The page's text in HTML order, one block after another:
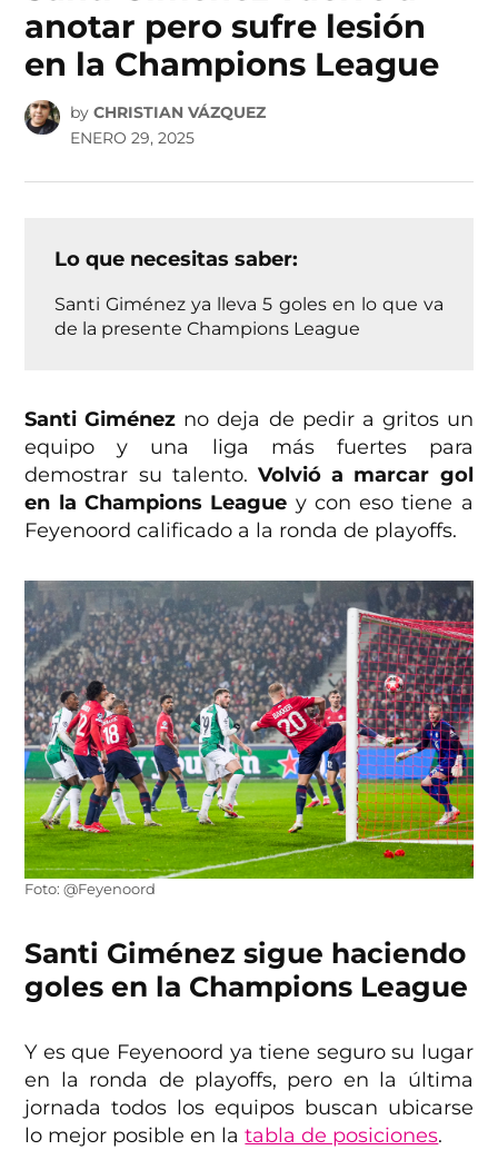
anotar pero sufre lesión
en la Champions League
by CHRISTIAN VÁZQUEZ
ENERO 29, 2025
Lo que necesitas saber:
Santi Giménez ya lleva 5 goles en lo que va
de la presente Champions League
Santi Giménez no deja de pedir a gritos un
equipo y una liga más fuertes para
demostrar su talento. Volvió a marcar gol
en la Champions League y con eso tiene a
Feyenoord calificado a la ronda de playoffs.
Foto: @Feyenoord
Santi Giménez sigue haciendo
goles en la Champions League
Y es que Feyenoord ya tiene seguro su lugar
en la ronda de playoffs, pero en la última
jornada todos los equipos buscan ubicarse
lo mejor posible en latabla de posiciones.